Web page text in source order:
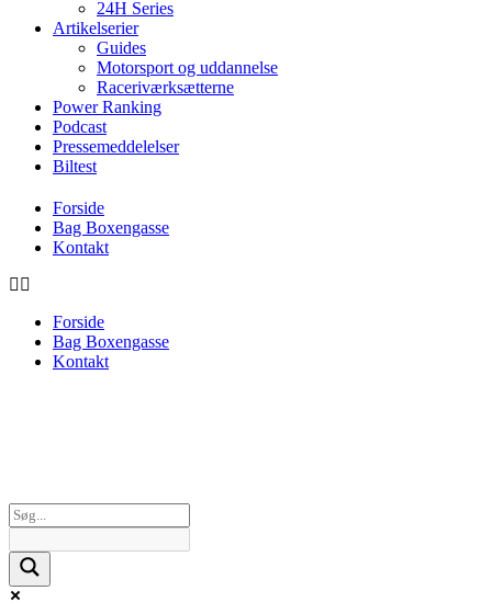
24H Series
Artikelserier
Guides
Motorsport og uddannelse
Raceriværksætterne
Power Ranking
Podcast
Pressemeddelelser
Biltest
Forside
Bag Boxengasse
Kontakt
Forside
Bag Boxengasse
Kontakt